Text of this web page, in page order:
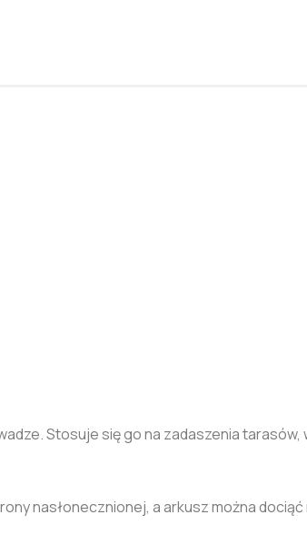
Stosuje się go na zadaszenia tarasów,
nasłonecznionej, a arkusz można dociąć